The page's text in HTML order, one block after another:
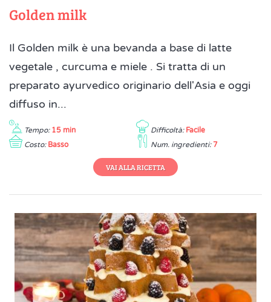
Golden milk
Il Golden milk è una bevanda a base di latte
vegetale , curcuma e miele . Si tratta di un
preparato ayurvedico originario dell'Asia e oggi
diffuso in...
Tempo: 15 min Difficoltà: Facile
Costo: Basso Num. ingredienti: 7
VAI ALLA RICETTA